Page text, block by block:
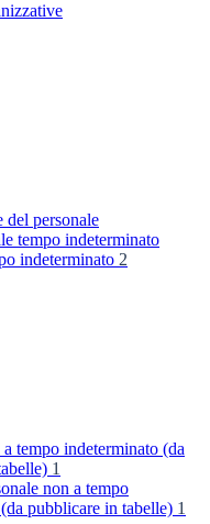
del personale
tempo indeterminato
indeterminato 2
tempo indeterminato (da
1
non a tempo
pubblicare in tabelle) 1